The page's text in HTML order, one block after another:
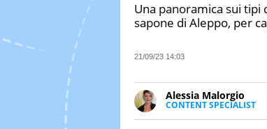
Una panoramica sui tipi
sapone di Aleppo, per
21/09/23 14:03
Alessia Malorgio
CONTENT SPECIALIST
Ha conseguito un